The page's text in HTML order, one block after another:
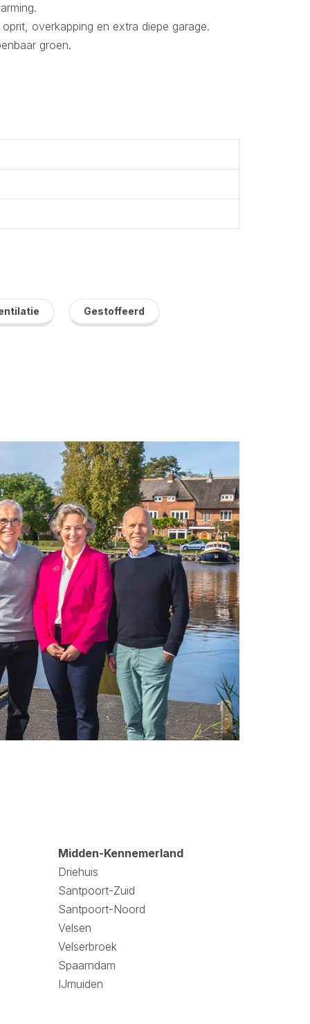
overkapping en extra diepe garage.
groen.
Gestoffeerd
Midden-Kennemerland
Driehuis
Santpoort-Zuid
Santpoort-Noord
Velsen
Velserbroek
Spaarndam
IJmuiden